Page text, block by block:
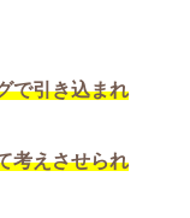
で引き込まれ
考えさせられ